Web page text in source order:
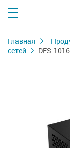
Главная
сетей
DES-